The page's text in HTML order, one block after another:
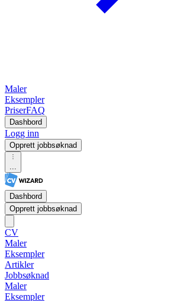
Maler
Eksempler
PriserFAQ
Dashbord
Logg inn
Opprett jobbsøknad
...
Dashbord
Opprett jobbsøknad
CV
Maler
Eksempler
Artikler
Jobbsøknad
Maler
Eksempler